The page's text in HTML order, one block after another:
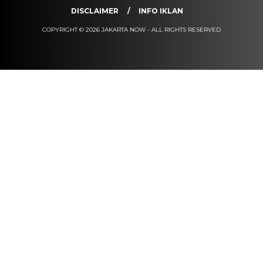
DISCLAIMER
INFO IKLAN
COPYRIGHT © 2026 JAKARTA NOW - ALL RIGHTS RESERVED